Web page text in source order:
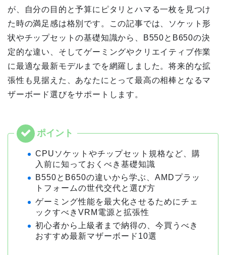
が、自分の目的と予算にピタリとハマる一枚を見つけ
た時の満足感は格別です。この記事では、ソケット形
状やチップセットの基礎知識から、B550とB650の決
定的な違い、そしてゲーミングやクリエイティブ作業
に最適な最新モデルまでを網羅しました。将来的な拡
張性も見据えた、あなたにとって最高の相棒となるマ
ザーボード選びをサポートします。
CPUソケットやチップセット規格など、購
入前に知っておくべき基礎知識
B550とB650の違いから学ぶ、AMDプラッ
トフォームの世代交代と選び方
ゲーミング性能を最大化させるためにチェ
ックすべきVRM電源と拡張性
初心者から上級者まで納得の、今買うべき
おすすめ最新マザーボード10選